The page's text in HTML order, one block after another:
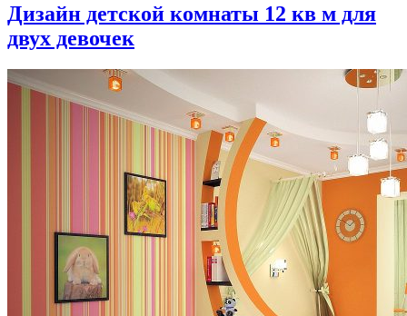
Дизайн детской комнаты 12 кв м для
двух девочек